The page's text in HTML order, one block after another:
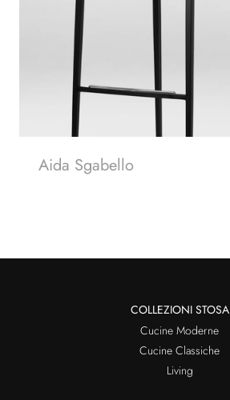
Aida Sgabello
COLLEZIONI STOSA
Cucine Moderne
Cucine Classiche
Living